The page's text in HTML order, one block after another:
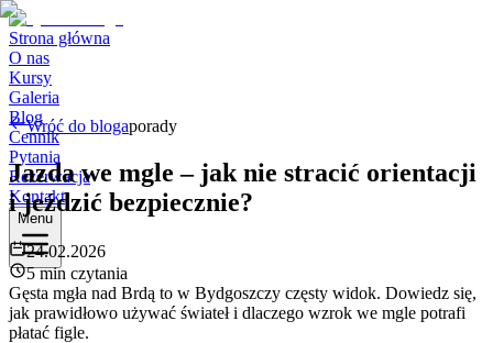
Strona główna
O nas
Kursy
Galeria
Blog
Cennik
Pytania
Rezerwacja
Kontakt
Menu
Wróć do blogaporady
Jazda we mgle – jak nie stracić orientacji
i jeździć bezpiecznie?
24.02.2026
5 min czytania
Gęsta mgła nad Brdą to w Bydgoszczy częsty widok. Dowiedz się,
jak prawidłowo używać świateł i dlaczego wzrok we mgle potrafi
płatać figle.